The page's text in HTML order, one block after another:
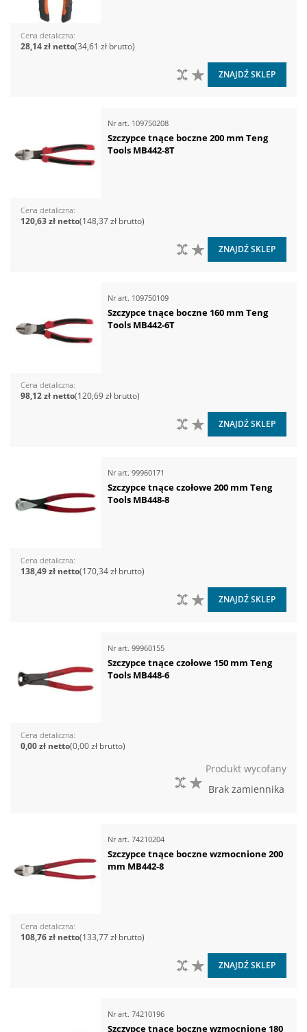
Cena detaliczna
34,61 zł
28,14 zł
DO LISTY ŻYCZEŃ
DO PORÓWNANIA
ZNAJDŹ SKLEP
Nr art. 109750208
Szczypce tnące boczne 200 mm Teng
Tools MB442-8T
Cena detaliczna
148,37 zł
120,63 zł
DO LISTY ŻYCZEŃ
DO PORÓWNANIA
ZNAJDŹ SKLEP
Nr art. 109750109
Szczypce tnące boczne 160 mm Teng
Tools MB442-6T
Cena detaliczna
120,69 zł
98,12 zł
DO LISTY ŻYCZEŃ
DO PORÓWNANIA
ZNAJDŹ SKLEP
Nr art. 99960171
Szczypce tnące czołowe 200 mm Teng
Tools MB448-8
Cena detaliczna
170,34 zł
138,49 zł
DO LISTY ŻYCZEŃ
DO PORÓWNANIA
ZNAJDŹ SKLEP
Nr art. 99960155
Szczypce tnące czołowe 150 mm Teng
Tools MB448-6
Cena detaliczna
0,00 zł
0,00 zł
DO PORÓWNANIA
Produkt wycofany
Brak zamiennika
Nr art. 74210204
Szczypce tnące boczne wzmocnione 200
mm MB442-8
Cena detaliczna
133,77 zł
108,76 zł
DO LISTY ŻYCZEŃ
DO PORÓWNANIA
ZNAJDŹ SKLEP
Nr art. 74210196
Szczypce tnące boczne wzmocnione 180